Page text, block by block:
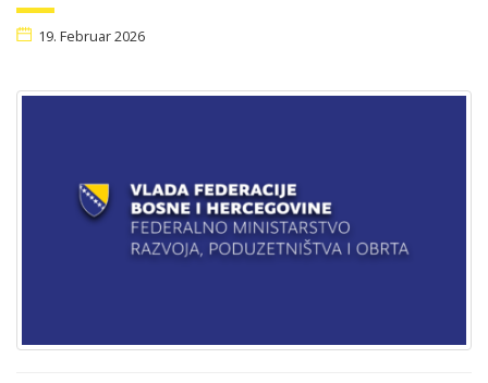
19. Februar 2026